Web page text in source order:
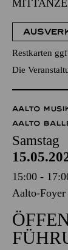
OPEN
Restkarten
Die
AALTO
AALTO
Samstag
15:00 -
Aalto-Foyer